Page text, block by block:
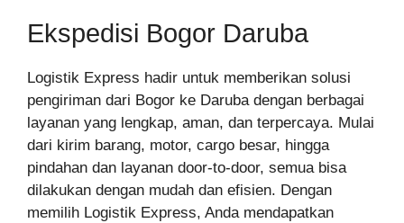
Ekspedisi Bogor Daruba
Logistik Express hadir untuk memberikan solusi
pengiriman dari Bogor ke Daruba dengan berbagai
layanan yang lengkap, aman, dan terpercaya. Mulai
dari kirim barang, motor, cargo besar, hingga
pindahan dan layanan door-to-door, semua bisa
dilakukan dengan mudah dan efisien. Dengan
memilih Logistik Express, Anda mendapatkan